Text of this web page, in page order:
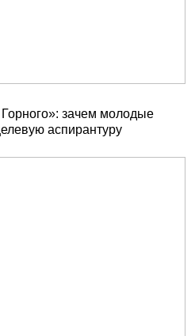
зачем молодые
аспирантуру